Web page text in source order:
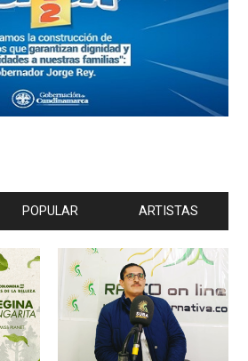
POPULAR ARTISTAS